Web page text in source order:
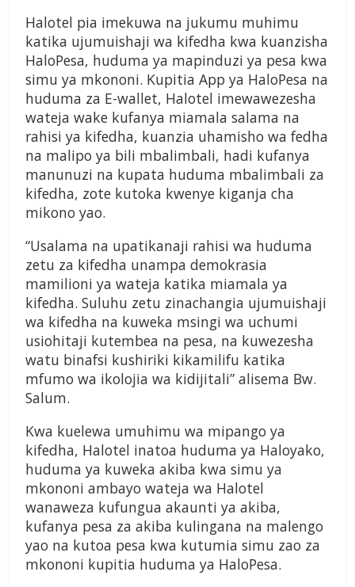
Halotel pia imekuwa na jukumu muhimu
katika ujumuishaji wa kifedha kwa kuanzisha
HaloPesa, huduma ya mapinduzi ya pesa kwa
simu ya mkononi. Kupitia App ya HaloPesa na
huduma za E-wallet, Halotel imewawezesha
wateja wake kufanya miamala salama na
rahisi ya kifedha, kuanzia uhamisho wa fedha
na malipo ya bili mbalimbali, hadi kufanya
manunuzi na kupata huduma mbalimbali za
kifedha, zote kutoka kwenye kiganja cha
mikono yao.
“Usalama na upatikanaji rahisi wa huduma
zetu za kifedha unampa demokrasia
mamilioni ya wateja katika miamala ya
kifedha. Suluhu zetu zinachangia ujumuishaji
wa kifedha na kuweka msingi wa uchumi
usiohitaji kutembea na pesa, na kuwezesha
watu binafsi kushiriki kikamilifu katika
mfumo wa ikolojia wa kidijitali” alisema Bw.
Salum.
Kwa kuelewa umuhimu wa mipango ya
kifedha, Halotel inatoa huduma ya Haloyako,
huduma ya kuweka akiba kwa simu ya
mkononi ambayo wateja wa Halotel
wanaweza kufungua akaunti ya akiba,
kufanya pesa za akiba kulingana na malengo
yao na kutoa pesa kwa kutumia simu zao za
mkononi kupitia huduma ya HaloPesa.